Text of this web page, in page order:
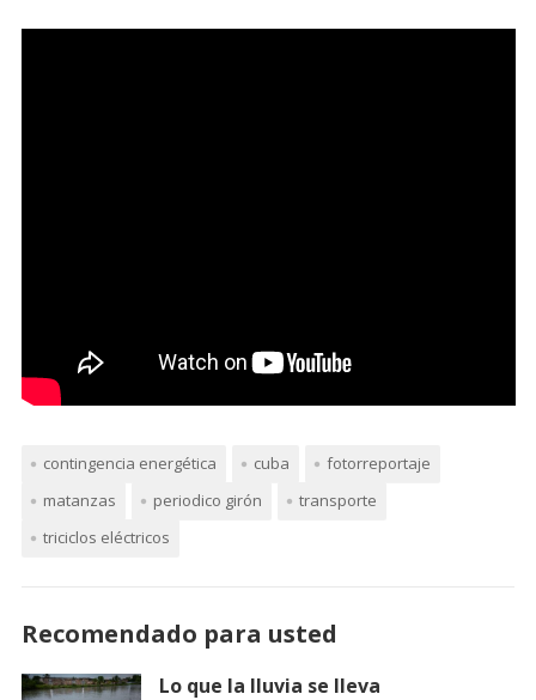
contingencia energética cuba
fotorreportaje
matanzas
periodico girón
transporte
triciclos eléctricos
Recomendado para usted
Lo que la lluvia se lleva